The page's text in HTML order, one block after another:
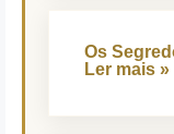
Os
Ler mais »